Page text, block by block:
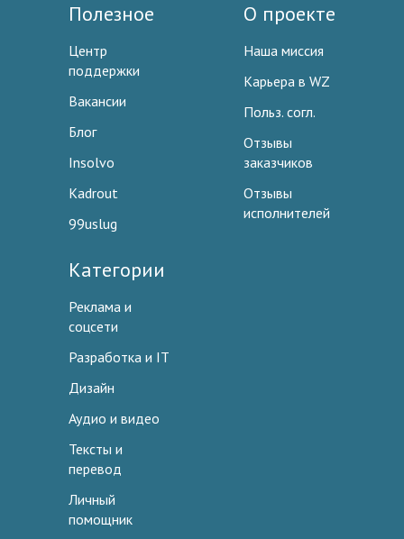
Полезное
Центр
поддержки
Вакансии
Блог
Insolvo
Kadrout
99uslug
О проекте
Наша миссия
Карьера в WZ
Польз. согл.
Отзывы
заказчиков
Отзывы
исполнителей
Категории
Реклама и
соцсети
Разработка и IT
Дизайн
Аудио и видео
Тексты и
перевод
Личный
помощник